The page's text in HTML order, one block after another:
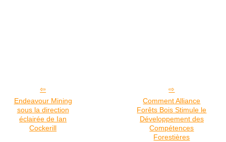
Endeavour Mining
sous la direction
éclairée de Ian
Cockerill
Comment Alliance
Forêts Bois Stimule le
Développement des
Compétences
Forestières